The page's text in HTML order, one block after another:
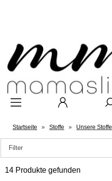
Startseite » Stoffe » Unsere Stoffe
Filter
14 Produkte gefunden